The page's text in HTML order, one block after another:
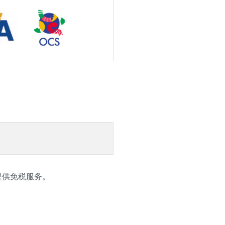
免税服务。